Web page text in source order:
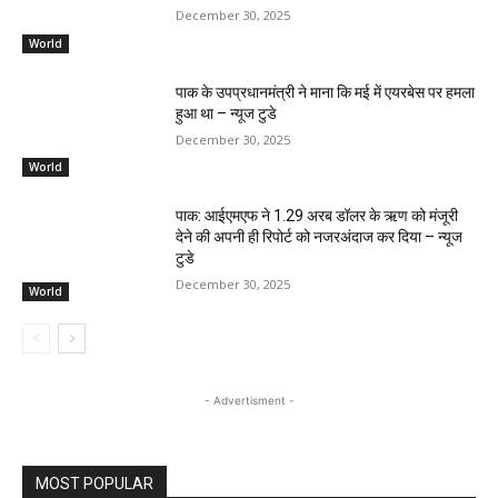
World
December 30, 2025
World
पाक के उपप्रधानमंत्री ने माना कि मई में एयरबेस पर हमला
हुआ था – न्यूज टुडे
December 30, 2025
World
पाक: आईएमएफ ने 1.29 अरब डॉलर के ऋण को मंजूरी
देने की अपनी ही रिपोर्ट को नजरअंदाज कर दिया – न्यूज
टुडे
December 30, 2025
- Advertisment -
MOST POPULAR